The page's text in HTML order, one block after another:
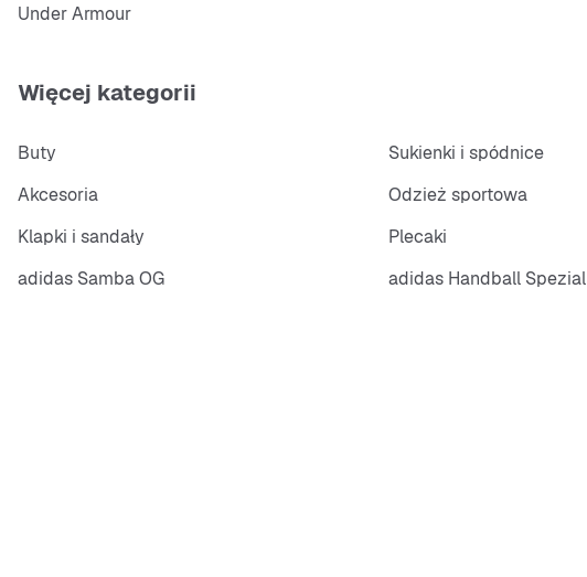
Under Armour
Więcej kategorii
Buty Sukienki i spódnice
Akcesoria
Odzież sportowa
Klapki i sandały
Plecaki
adidas Samba OG
adidas Handball Spezial